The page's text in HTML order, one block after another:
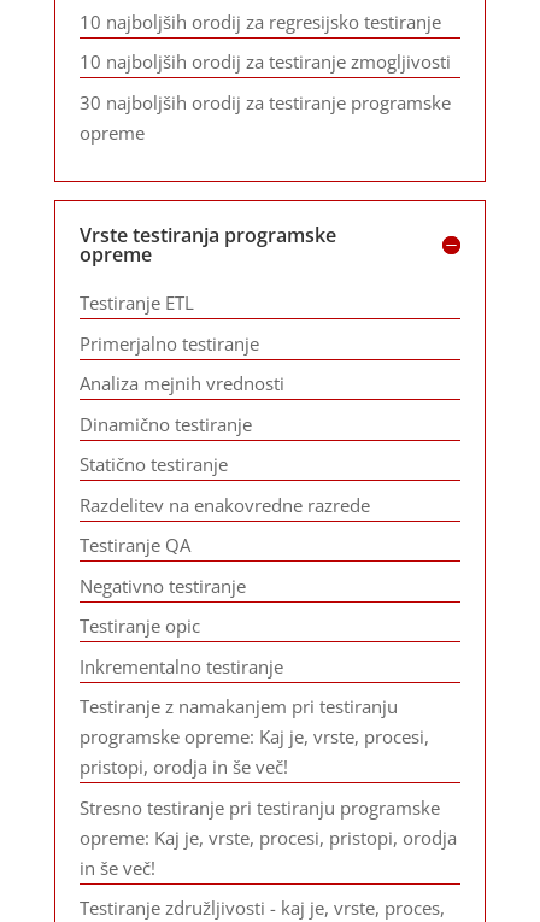
10 najboljših orodij za regresijsko testiranje
10 najboljših orodij za testiranje zmogljivosti
30 najboljših orodij za testiranje programske
opreme
Vrste testiranja programske
opreme
Testiranje ETL
Primerjalno testiranje
Analiza mejnih vrednosti
Dinamično testiranje
Statično testiranje
Razdelitev na enakovredne razrede
Testiranje QA
Negativno testiranje
Testiranje opic
Inkrementalno testiranje
Testiranje z namakanjem pri testiranju
programske opreme: Kaj je, vrste, procesi,
pristopi, orodja in še več!
Stresno testiranje pri testiranju programske
opreme: Kaj je, vrste, procesi, pristopi, orodja
in še več!
Testiranje združljivosti - kaj je, vrste, proces,